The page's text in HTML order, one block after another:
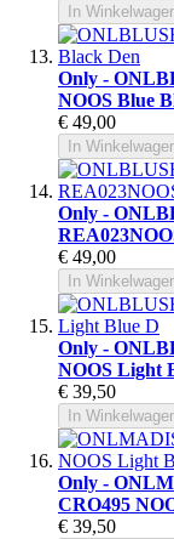
In
Only -
NOOS Blue
€ 49,00
In
Only -
€ 49,00
In
Only -
NOOS Light
€ 39,50
In
Only -
CRO495
€ 39,50